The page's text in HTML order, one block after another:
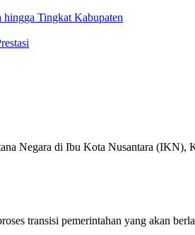
Tingkat Kabupaten
Negara di Ibu Kota Nusantara (IKN),
transisi pemerintahan yang akan